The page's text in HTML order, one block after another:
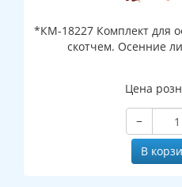
*КМ-18227 Комплект для
скотчем. Осенние
Цена
−
В